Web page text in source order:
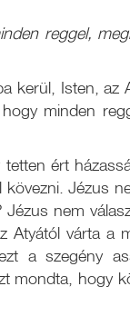
reggel,
kerül, Isten, az
minden
ért
Jézus
nem
várta a
a szegény
mondta, hogy